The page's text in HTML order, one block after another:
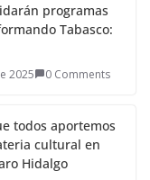
programas
Tabasco:
2025 0 Comments
todos aportemos
cultural en
Hidalgo